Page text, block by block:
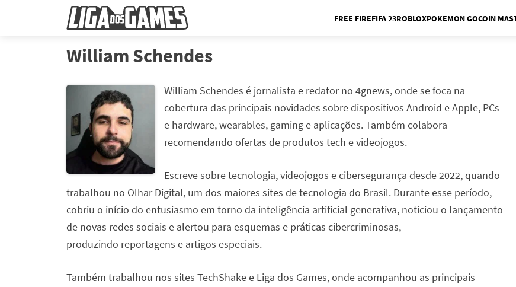
FREE FIREFIFA 23ROBLOXPOKEMON GOCOIN
William Schendes
William Schendes é jornalista e redator no 4gnews, onde se foca na
cobertura das principais novidades sobre dispositivos Android e Apple, PCs
e hardware, wearables, gaming e aplicações. Também colabora
recomendando ofertas de produtos tech e videojogos.
Escreve sobre tecnologia, videojogos e cibersegurança desde 2022, quando
trabalhou no Olhar Digital, um dos maiores sites de tecnologia do Brasil. Durante esse período,
cobriu o início do entusiasmo em torno da inteligência artificial generativa, noticiou o lançamento
de novas redes sociais e alertou para esquemas e práticas cibercriminosas,
produzindo reportagens e artigos especiais.
Também trabalhou nos sites TechShake e Liga dos Games, onde acompanhou as principais